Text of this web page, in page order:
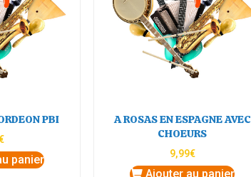
PBI
panier
A ROSAS EN ESPAGNE AVEC
CHOEURS
9,99€
Ajouter au panier